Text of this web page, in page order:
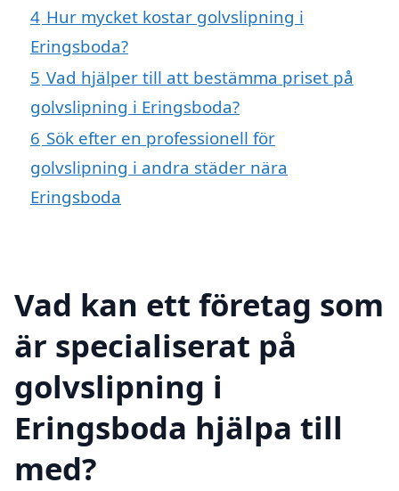
4 Hur mycket kostar golvslipning i
Eringsboda?
5 Vad hjälper till att bestämma priset på
golvslipning i Eringsboda?
6 Sök efter en professionell för
golvslipning i andra städer nära
Eringsboda
Vad kan ett företag som
är specialiserat på
golvslipning i
Eringsboda hjälpa till
med?